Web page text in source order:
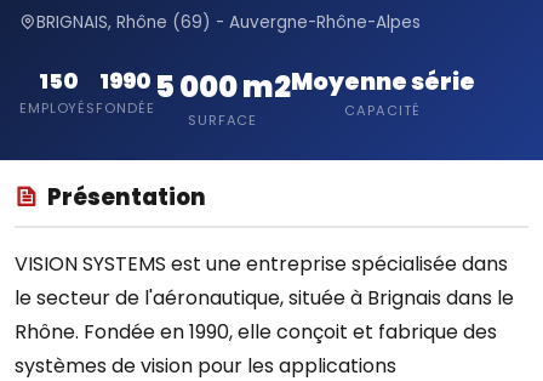
BRIGNAIS, Rhône (69) - Auvergne-Rhône-Alpes
150
EMPLOYÉS
1990
FONDÉE
5 000 m2
SURFACE
Moyenne série
CAPACITÉ
Présentation
VISION SYSTEMS est une entreprise spécialisée dans
le secteur de l'aéronautique, située à Brignais dans le
Rhône. Fondée en 1990, elle conçoit et fabrique des
systèmes de vision pour les applications